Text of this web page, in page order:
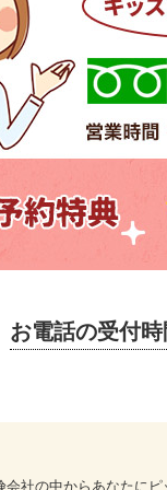
お電話の受付
会社の中からあなたに